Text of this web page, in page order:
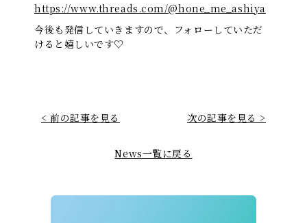
https://www.threads.com/@hone_me_ashiya
今後も発信していきますので、フォローしていただ
けると嬉しいです♡
< 前の記事を見る 次の記事を見る >
News一覧に戻る